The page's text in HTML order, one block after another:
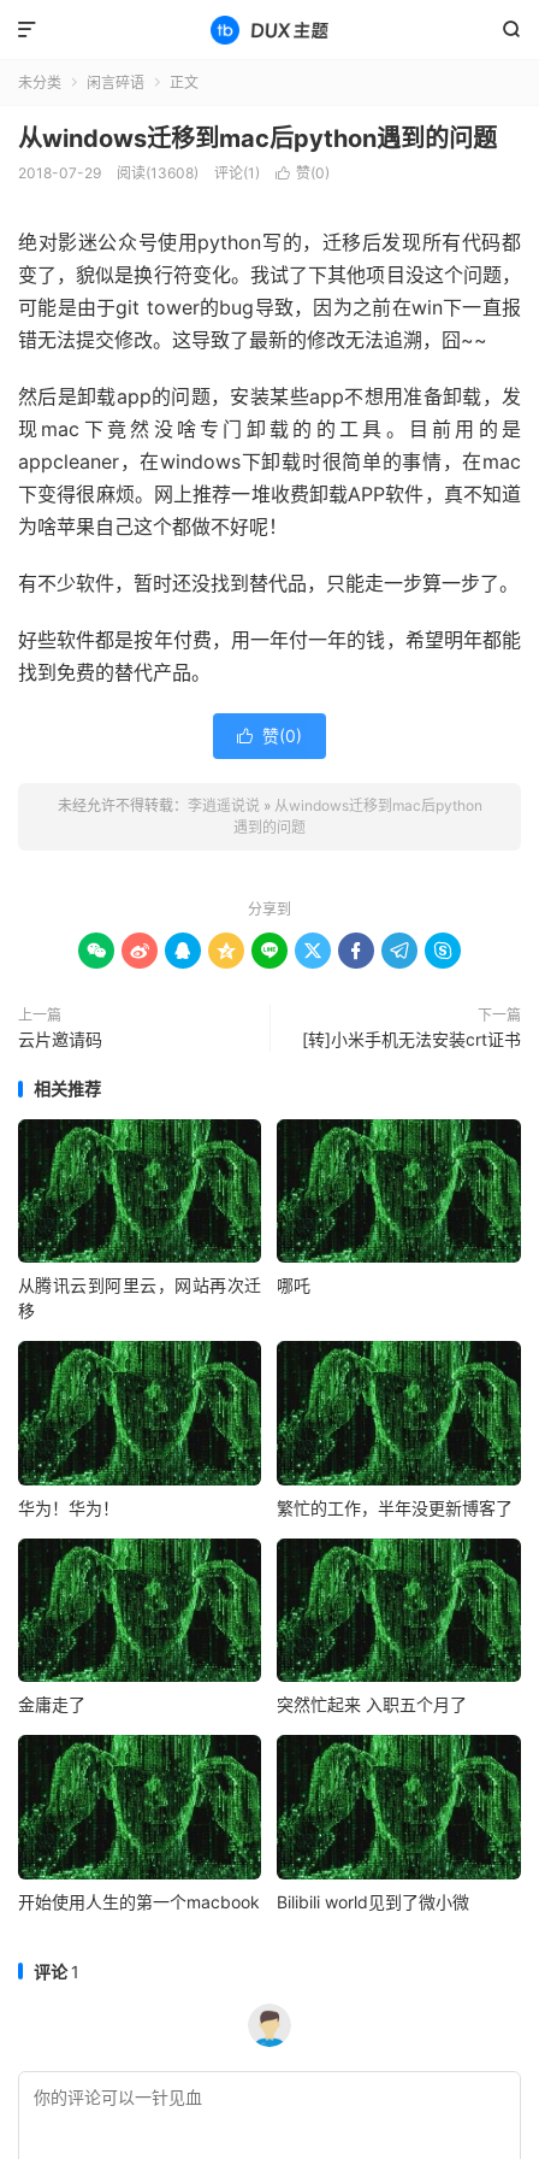


未分类  闲言碎语  正文
从windows迁移到mac后python遇到的问题
2018-07-29 阅读(13608) 评论(1)  赞(0)
绝对影迷公众号使用python写的，迁移后发现所有代码都
变了，貌似是换行符变化。我试了下其他项目没这个问题，
可能是由于git tower的bug导致，因为之前在win下一直报
错无法提交修改。这导致了最新的修改无法追溯，囧~~
然后是卸载app的问题，安装某些app不想用准备卸载，发
现mac下竟然没啥专门卸载的的工具。目前用的是
appcleaner，在windows下卸载时很简单的事情，在mac
下变得很麻烦。网上推荐一堆收费卸载APP软件，真不知道
为啥苹果自己这个都做不好呢！
有不少软件，暂时还没找到替代品，只能走一步算一步了。
好些软件都是按年付费，用一年付一年的钱，希望明年都能
找到免费的替代产品。
 赞(0)
未经允许不得转载： 李逍遥说说» 从windows迁移到mac后python
遇到的问题
分享到
        
上一篇
云片邀请码
下一篇
[转]小米手机无法安装crt证书
相关推荐
从腾讯云到阿里云，网站再次迁
移
哪吒
华为！华为！ 繁忙的工作，半年没更新博客了
金庸走了 突然忙起来 入职五个月了
开始使用人生的第一个macbook Bilibili world见到了微小微
评论1